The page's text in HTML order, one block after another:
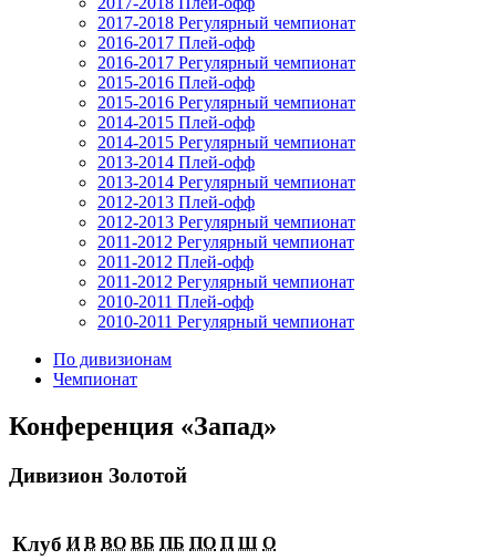
2017-2018 Регулярный чемпионат
2016-2017 Плей-офф
2016-2017 Регулярный чемпионат
2015-2016 Плей-офф
2015-2016 Регулярный чемпионат
2014-2015 Плей-офф
2014-2015 Регулярный чемпионат
2013-2014 Плей-офф
2013-2014 Регулярный чемпионат
2012-2013 Плей-офф
2012-2013 Регулярный чемпионат
2011-2012 Регулярный чемпионат
2011-2012 Плей-офф
2011-2012 Регулярный чемпионат
2010-2011 Плей-офф
2010-2011 Регулярный чемпионат
По дивизионам
Чемпионат
Конференция «Запад»
Дивизион Золотой
Клуб И В ВО ВБ ПБ ПО П Ш О